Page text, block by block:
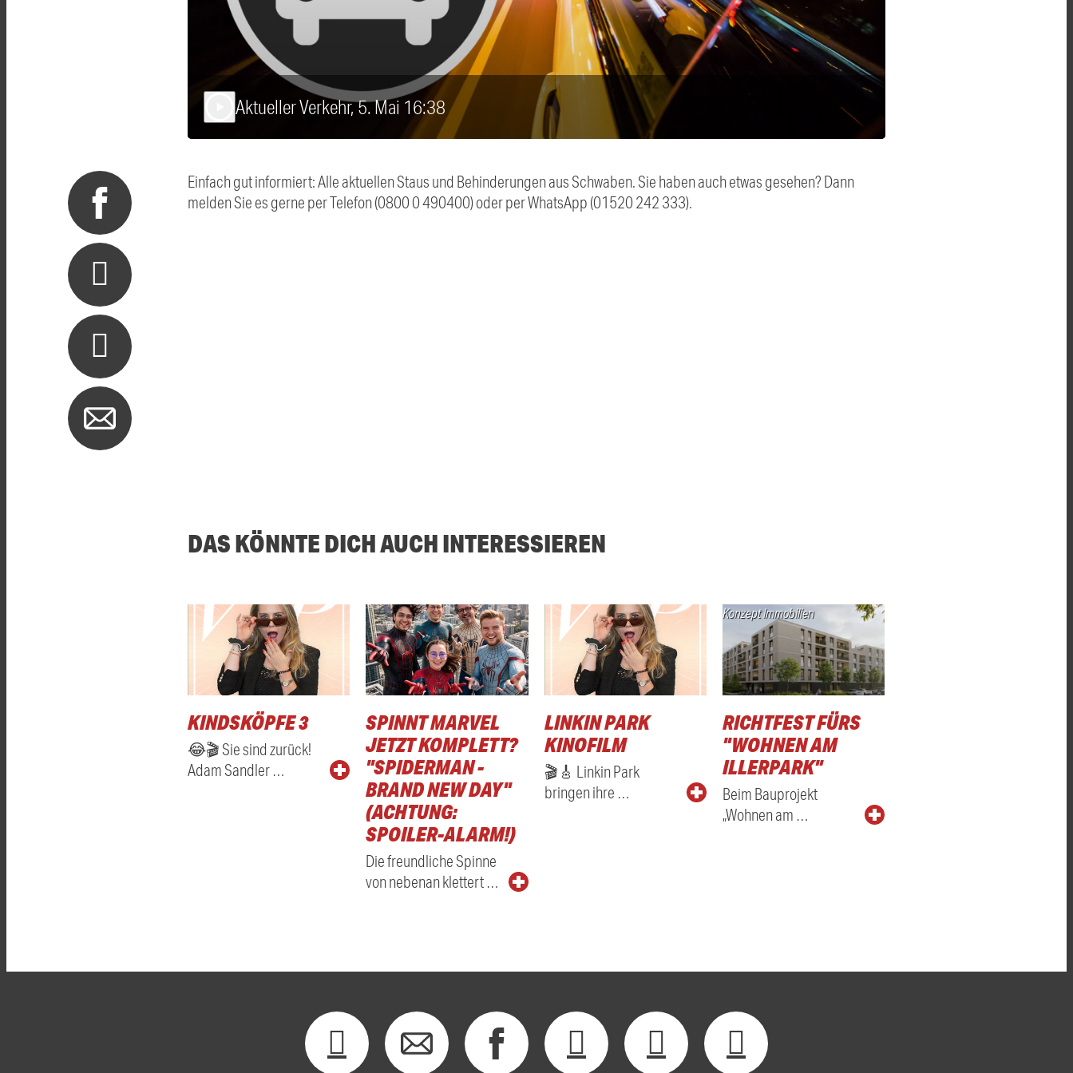
Aktueller Verkehr, 5. Mai 16:38
Einfach gut informiert: Alle aktuellen Staus und Behinderungen aus Schwaben. Sie haben auch etwas gesehen? Dann
melden Sie es gerne per Telefon (0800 0 490400) oder per WhatsApp (01520 242 333).
DAS KÖNNTE DICH AUCH INTERESSIEREN
KINDSKÖPFE 3
😂🎬 Sie sind zurück!
Adam Sandler …
SPINNT MARVEL
JETZT KOMPLETT?
"SPIDERMAN -
BRAND NEW DAY"
(ACHTUNG:
SPOILER-ALARM!)
Die freundliche Spinne
von nebenan klettert …
LINKIN PARK
KINOFILM
🎬🎸 Linkin Park
bringen ihre …
Konzept Immobilien
RICHTFEST FÜRS
"WOHNEN AM
ILLERPARK"
Beim Bauprojekt
„Wohnen am …